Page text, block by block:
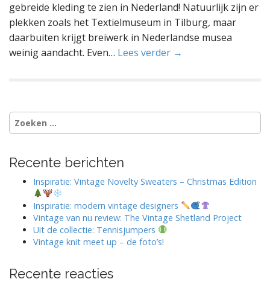
gebreide kleding te zien in Nederland! Natuurlijk zijn er
plekken zoals het Textielmuseum in Tilburg, maar
daarbuiten krijgt breiwerk in Nederlandse musea
weinig aandacht. Even… Lees verder →
Zoeken
naar:
Recente berichten
Inspiratie: Vintage Novelty Sweaters – Christmas Edition
Inspiratie: modern vintage designers
Vintage van nu review: The Vintage Shetland Project
Uit de collectie: Tennisjumpers
Vintage knit meet up – de foto’s!
Recente reacties